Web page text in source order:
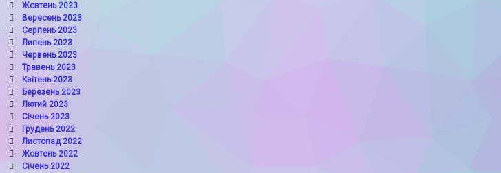
Жовтень 2023
Вересень 2023
Серпень 2023
Липень 2023
Червень 2023
Травень 2023
Квітень 2023
Березень 2023
Лютий 2023
Січень 2023
Грудень 2022
Листопад 2022
Жовтень 2022
Січень 2022